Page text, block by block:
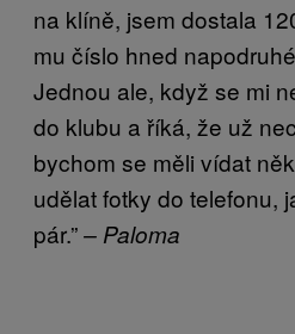
na klíně, jsem dostala
mu číslo hned
Jednou ale, když se mi
do klubu a říká, že už
bychom se měli vídat
udělat fotky do telefonu,
pár.”– Paloma